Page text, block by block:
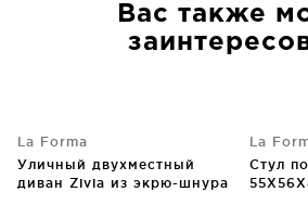
Вас также
La Forma
Уличный двухместный
диван Zivia из экрю-шнура
La
Стул